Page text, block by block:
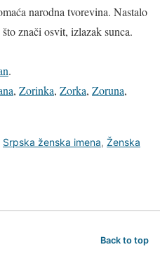
narodna tvorevina. Nastalo
što znači osvit, izlazak sunca.
.
, Zorinka, Zorka, Zoruna,
Srpska ženska imena, Ženska
Back to top